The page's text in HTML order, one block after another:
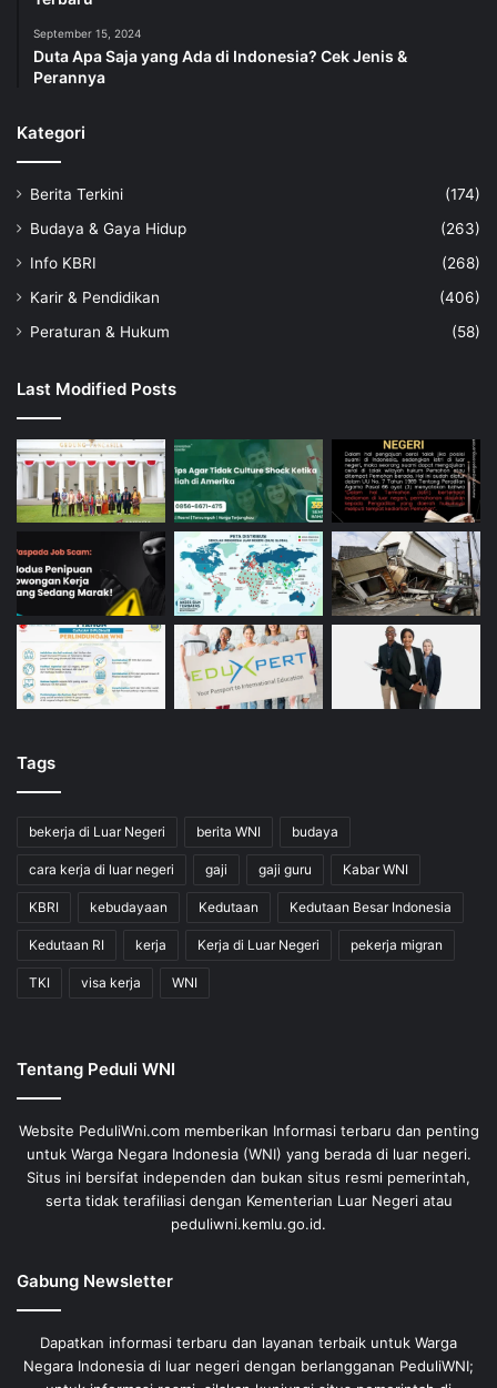
September 15, 2024
Duta Apa Saja yang Ada di Indonesia? Cek Jenis &
Perannya
Kategori
Berita Terkini
(174)
Budaya & Gaya Hidup
(263)
Info KBRI
(268)
Karir & Pendidikan
(406)
Peraturan & Hukum
(58)
Last Modified Posts
Tags
bekerja di Luar Negeri berita WNI budaya
cara kerja di luar negeri gaji gaji guru Kabar WNI
KBRI kebudayaan Kedutaan Kedutaan Besar Indonesia
Kedutaan RI kerja Kerja di Luar Negeri pekerja migran
TKI visa kerja WNI
Tentang Peduli WNI
Website PeduliWni.com memberikan Informasi terbaru dan penting
untuk Warga Negara Indonesia (WNI) yang berada di luar negeri.
Situs ini bersifat independen dan bukan situs resmi pemerintah,
serta tidak terafiliasi dengan Kementerian Luar Negeri atau
peduliwni.kemlu.go.id.
Gabung Newsletter
Dapatkan informasi terbaru dan layanan terbaik untuk Warga
Negara Indonesia di luar negeri dengan berlangganan PeduliWNI;